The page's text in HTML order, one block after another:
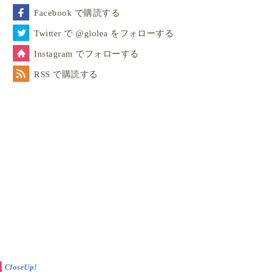
Facebook で購読する
Twitter で @glolea をフォローする
Instagram でフォローする
RSS で購読する
CloseUp!